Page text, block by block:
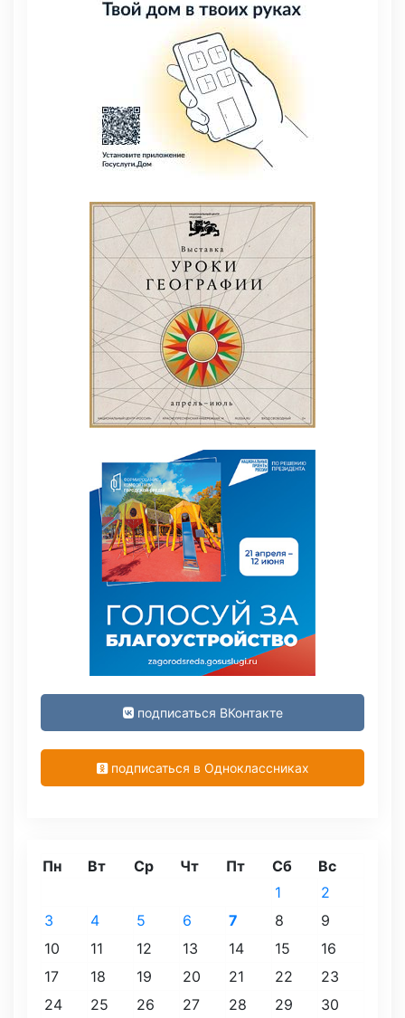
подписаться ВКонтакте
подписаться в Одноклассниках
Пн Вт Ср Чт Пт Сб
Вс
1
2
3
4 5 6 7 8
9
10
11 12 13 14 15
16
17
18 19 20 21 22
23
24
25 26 27 28 29 30